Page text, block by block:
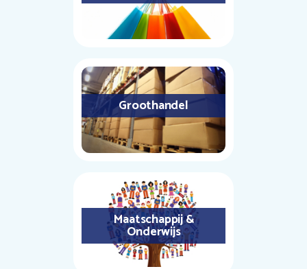
Groothandel
Maatschappij &
Onderwijs